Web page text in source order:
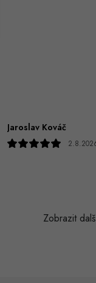
Jaroslav Kováč
Zobrazit